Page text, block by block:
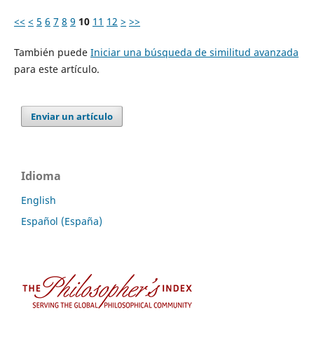
<< < 5 6 7 8 9 10 11 12 > >>
También puede Iniciar una búsqueda de similitud avanzada
para este artículo.
Enviar un artículo
Idioma
English
Español (España)